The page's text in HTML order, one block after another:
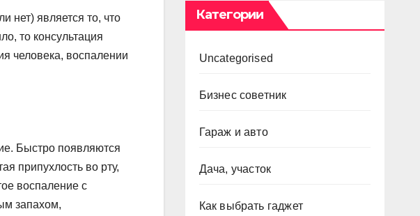
нет) является то, что
то консультация
человека, воспалении
Быстро появляются
припухлость во рту,
воспаление с
запахом,
Категории
Uncategorised
Бизнес советник
Гараж и авто
Дача, участок
Как выбрать гаджет